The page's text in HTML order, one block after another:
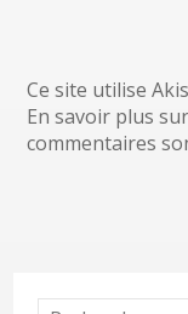
Ce site utilise
En savoir plus
commentaires